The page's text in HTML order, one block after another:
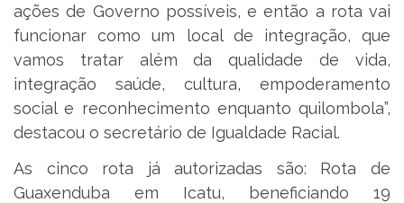
ações de Governo possíveis, e então a rota vai
funcionar como um local de integração, que
vamos tratar além da qualidade de vida,
integração saúde, cultura, empoderamento
social e reconhecimento enquanto quilombola”,
destacou o secretário de Igualdade Racial.
As cinco rota já autorizadas são: Rota de
Guaxenduba em Icatu, beneficiando 19